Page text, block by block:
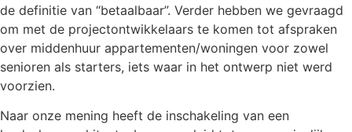
de definitie van “betaalbaar”. Verder hebben we gevraagd
om met de projectontwikkelaars te komen tot afspraken
over middenhuur appartementen/woningen voor zowel
senioren als starters, iets waar in het ontwerp niet werd
voorzien.
Naar onze mening heeft de inschakeling van een